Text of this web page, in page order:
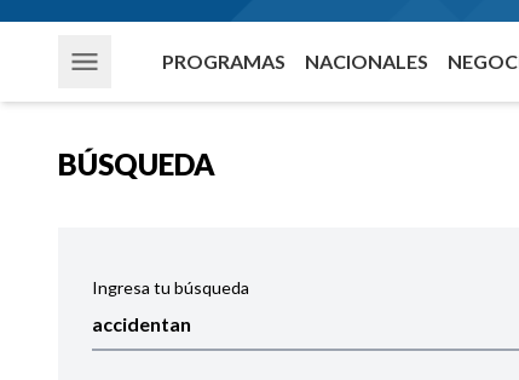
PROGRAMAS NACIONALES
BÚSQUEDA
Ingresa tu búsqueda